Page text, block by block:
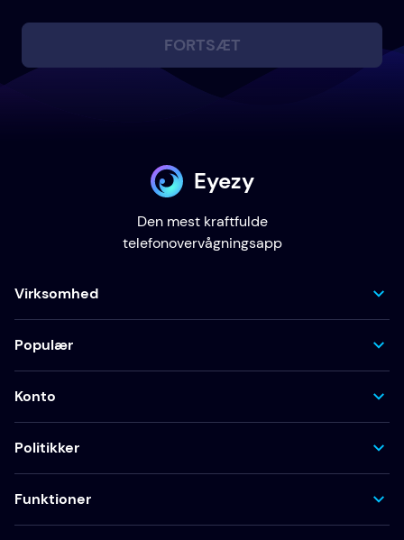
FORTSÆT
Eyezy
Den mest kraftfulde
telefonovervågningsapp
Virksomhed
Populær
Konto
Politikker
Funktioner